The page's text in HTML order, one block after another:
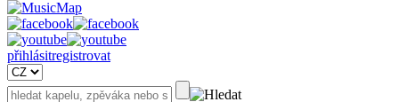
přihlásitregistrovat